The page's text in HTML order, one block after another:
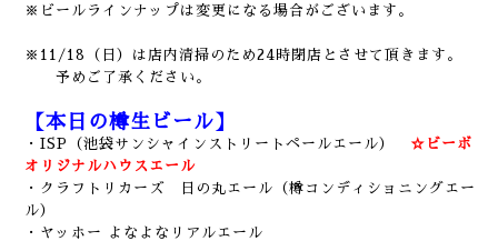
※ビールラインナップは変更になる場合がございます。
※11/18（日）は店内清掃のため24時閉店とさせて頂きます。
予めご了承ください。
【本日の樽生ビール】
・ISP（池袋サンシャインストリートペールエール）
☆ビーボ
オリジナルハウスエール
・クラフトリカーズ 日の丸エール（樽コンディショニングエー
ル）
・ヤッホー よなよなリアルエール